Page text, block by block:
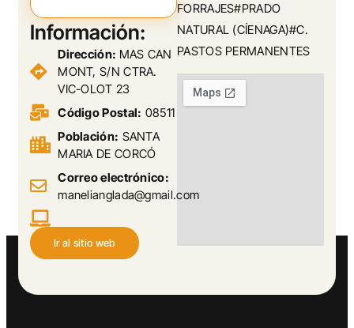
FORRAJES#PRADO
NATURAL (CÍENAGA)#C.
PASTOS PERMANENTES
Información:
Dirección: MAS CAN
MONT, S/N CTRA.
VIC-OLOT 23
Código Postal: 08511
Población: SANTA
MARIA DE CORCÓ
Correo electrónico:
manelianglada@gmail.com
Ir al sitio web